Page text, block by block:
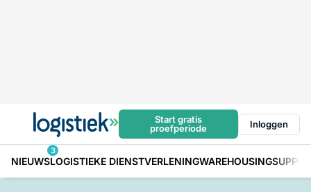
Start gratis
proefperiode
Inloggen
NIEUWS
3
LOGISTIEKE DIENSTVERLENINGWAREHOUSING